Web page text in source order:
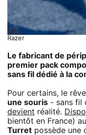
Razer
Le fabricant de
premier pack
sans fil dédié à la
Pour certains, le
une souris - sans fil
devient réalité.
bientôt en France)
Turret possède une